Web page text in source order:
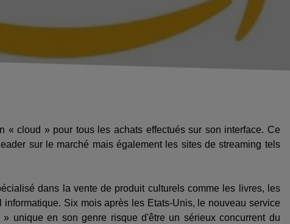
« cloud » pour tous les achats effectués sur son interface. Ce
sur le marché mais également les sites de streaming tels
dans la vente de produit culturels comme les livres, les
Six mois après les Etats-Unis, le nouveau service
unique en son genre risque d'être un sérieux concurrent du